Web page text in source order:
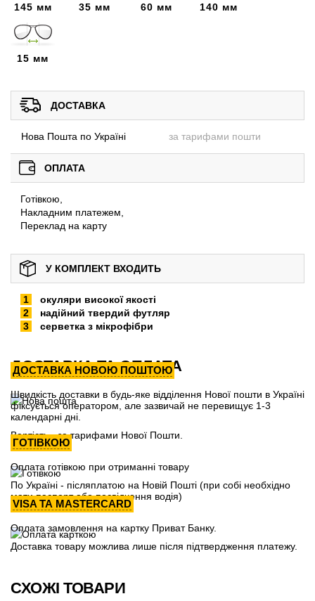
145 мм 35 мм 60 мм 140 мм
15 мм
ДОСТАВКА
Нова Пошта по Україні за тарифами пошти
ОПЛАТА
Готівкою,
Накладним платежем,
Переклад на карту
У КОМПЛЕКТ ВХОДИТЬ
окуляри високої якості
надійний твердий футляр
серветка з мікрофібри
ДОСТАВКА ТА ОПЛАТА
ДОСТАВКА НОВОЮ ПОШТОЮ
Швидкість доставки в будь-яке відділення Нової пошти в Україні
фіксується оператором, але зазвичай не перевищує 1-3
календарні дні.
Вартість - за тарифами Нової Пошти.
ГОТІВКОЮ
Оплата готівкою при отриманні товару
По Україні - післяплатою на Новій Пошті (при собі необхідно
мати паспорт або посвідчення водія)
VISA ТА MASTERCARD
Оплата замовлення на картку Приват Банку.
Доставка товару можлива лише після підтвердження платежу.
СХОЖІ ТОВАРИ